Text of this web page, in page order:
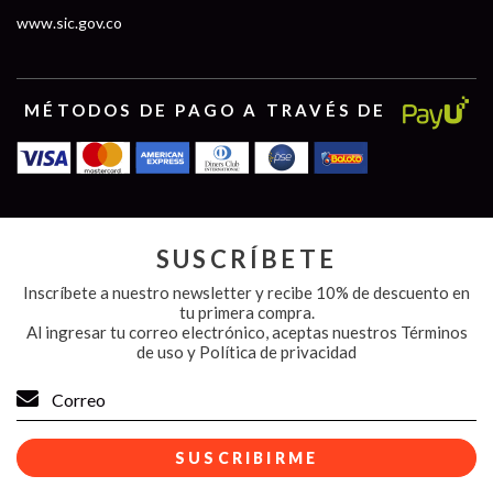
www.sic.gov.co
MÉTODOS DE PAGO A TRAVÉS DE
SUSCRÍBETE
Inscríbete a nuestro newsletter y recibe 10% de descuento en
tu primera compra.
Al ingresar tu correo electrónico, aceptas nuestros Términos
de uso y Política de privacidad